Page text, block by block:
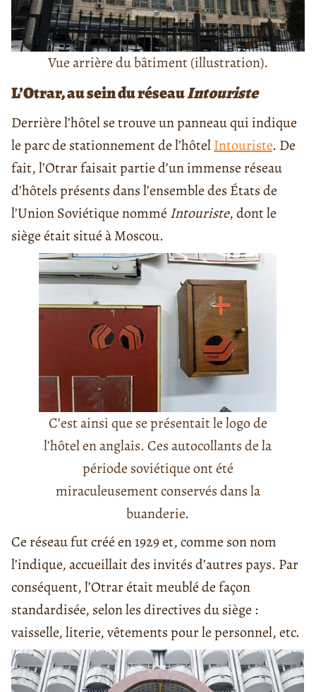
Vue arrière du bâtiment (illustration).
L’Otrar, au sein du réseauIntouriste
Derrière l’hôtel se trouve un panneau qui indique
le parc de stationnement de l’hôtelIntouriste. De
fait, l’Otrar faisait partie d’un immense réseau
d’hôtels présents dans l’ensemble des États de
l’Union Soviétique nommé Intouriste, dont le
siège était situé à Moscou.
C’est ainsi que se présentait le logo de
l’hôtel en anglais. Ces autocollants de la
période soviétique ont été
miraculeusement conservés dans la
buanderie.
Ce réseau fut créé en 1929 et, comme son nom
l’indique, accueillait des invités d’autres pays. Par
conséquent, l’Otrar était meublé de façon
standardisée, selon les directives du siège :
vaisselle, literie, vêtements pour le personnel, etc.